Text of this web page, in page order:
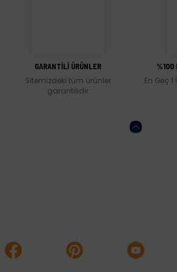
GARANTİLİ ÜRÜNLER
Sitemizdeki tüm ürünler
garantilidir
%100
En Geç